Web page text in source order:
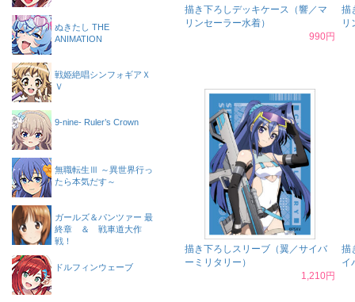
描き下ろしデッキケース（響／マ
リンセーラー水着）
990円
描
リ
描き下ろしスリーブ（翼／サイバ
ーミリタリー）
1,210円
描
イ
ぬきたし THE
ANIMATION
戦姫絶唱シンフォギアＸ
Ｖ
9-nine- Ruler’s Crown
無職転生Ⅲ ～異世界行っ
たら本気だす～
ガールズ＆パンツァー 最
終章 ＆ 戦車道大作
戦！
ドルフィンウェーブ